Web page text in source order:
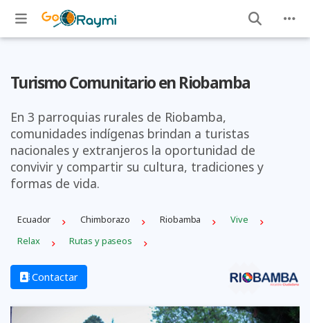
Turismo Comunitario en Riobamba
En 3 parroquias rurales de Riobamba,
comunidades indígenas brindan a turistas
nacionales y extranjeros la oportunidad de
convivir y compartir su cultura, tradiciones y
formas de vida.
Ecuador Chimborazo Riobamba
Vive
Relax
Rutas y paseos
Contactar